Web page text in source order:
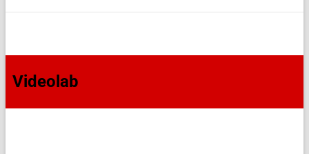
Videolab